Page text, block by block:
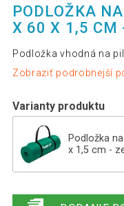
PODLOŽKA
X 60 X 1,5 CM
Podložka vhodná na
Zobraziť podrobnejší
Varianty produktu
Podložka
x 1,5 cm -
1,5 cm -